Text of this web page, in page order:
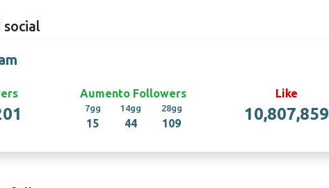
Aumento Followers
7gg
15
14gg
44
28gg
109
Like
10,807,859